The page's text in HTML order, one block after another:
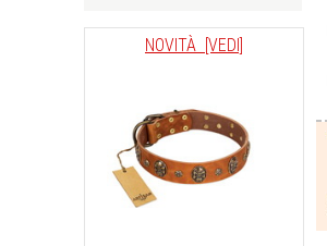
NOVITÀ [VEDI]